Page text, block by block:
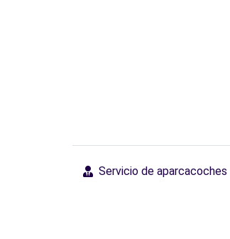
Servicio de aparcacoches